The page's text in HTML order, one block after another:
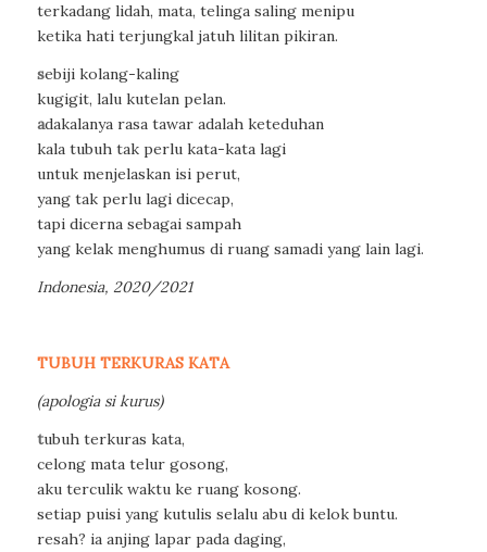
terkadang lidah, mata, telinga saling menipu
ketika hati terjungkal jatuh lilitan pikiran.
sebiji kolang-kaling
kugigit, lalu kutelan pelan.
adakalanya rasa tawar adalah keteduhan
kala tubuh tak perlu kata-kata lagi
untuk menjelaskan isi perut,
yang tak perlu lagi dicecap,
tapi dicerna sebagai sampah
yang kelak menghumus di ruang samadi yang lain lagi.
Indonesia, 2020/2021
TUBUH TERKURAS KATA
(apologia si kurus)
tubuh terkuras kata,
celong mata telur gosong,
aku terculik waktu ke ruang kosong.
setiap puisi yang kutulis selalu abu di kelok buntu.
resah? ia anjing lapar pada daging,